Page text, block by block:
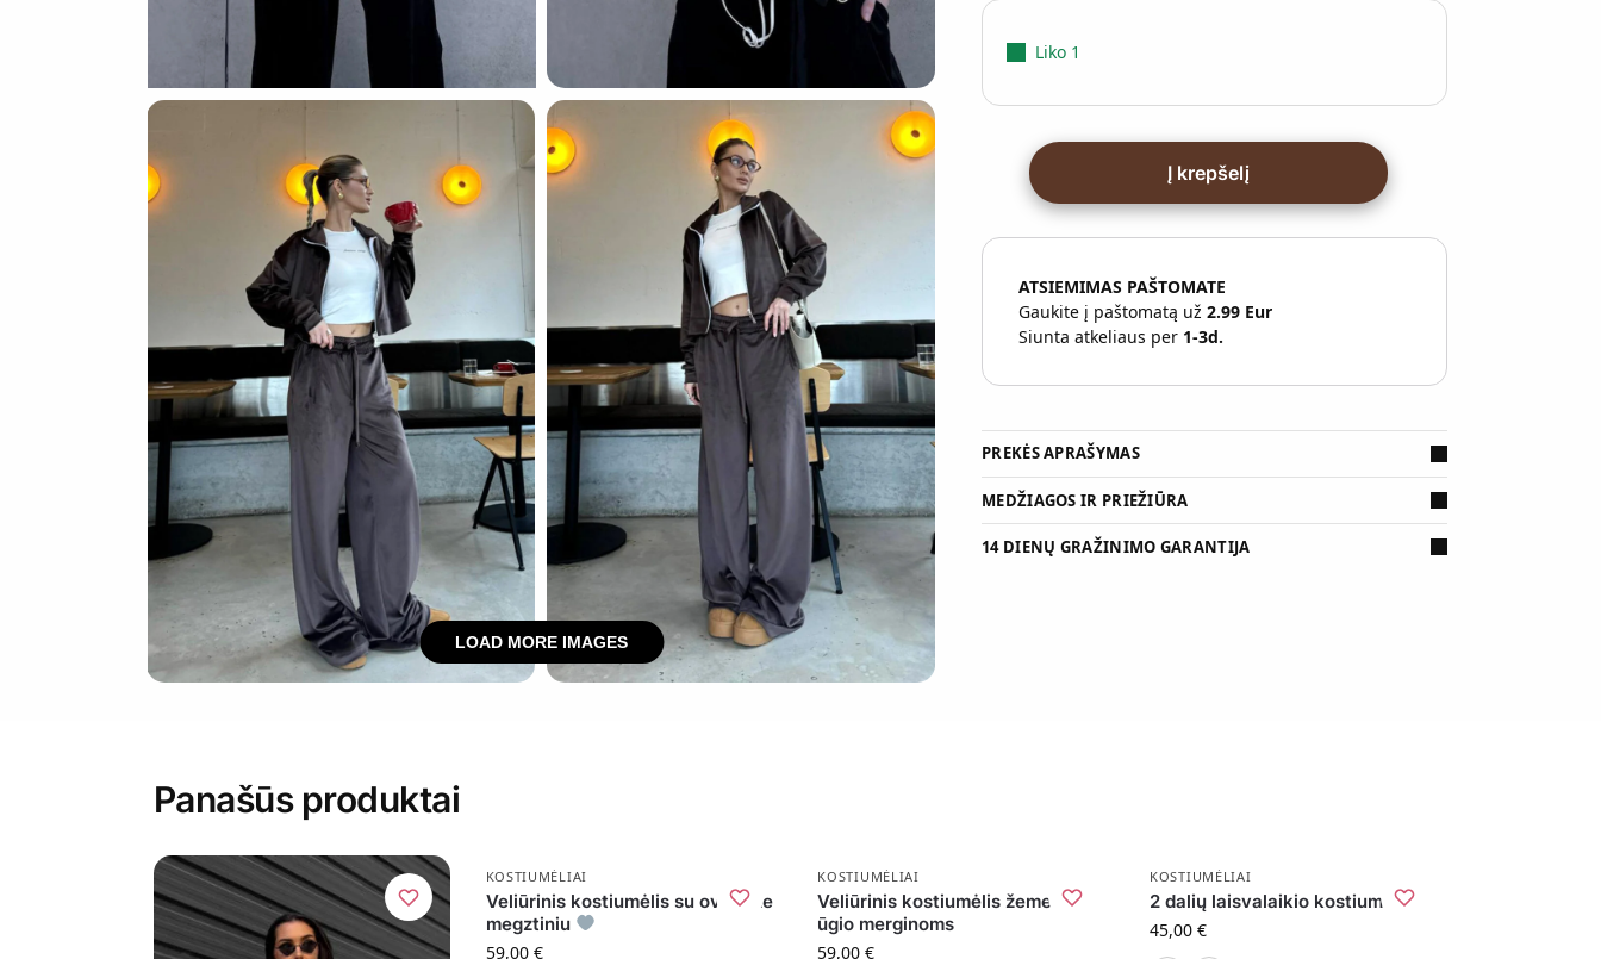
LOAD MORE IMAGES
Liko 1
Į krepšelį
ATSIEMIMAS PAŠTOMATE
Gaukite į paštomatą už2.99 Eur
Siunta atkeliaus per 1-3d.
PREKĖS APRAŠYMAS
MEDŽIAGOS IR PRIEŽIŪRA
14 DIENŲ GRAŽINIMO GARANTIJA
Panašūs produktai
KOSTIUMĖLIAI
Veliūrinis kostiumėlis su oversize
megztiniu
59,00 €
KOSTIUMĖLIAI
Veliūrinis kostiumėlis žemesnio
ūgio merginoms
59,00€
KOSTIUMĖLIAI
2 dalių laisvalaikio kostiumėlis
45,00€